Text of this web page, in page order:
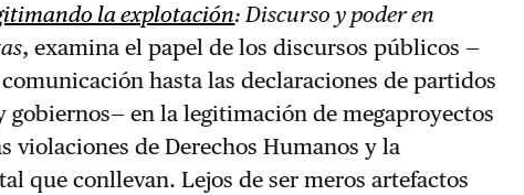
la explotación: Discurso y poder en
, examina el papel de los discursos públicos —
hasta las declaraciones de partidos
gobiernos— en la legitimación de megaproyectos
violaciones de Derechos Humanos y la
que conllevan. Lejos de ser meros artefactos